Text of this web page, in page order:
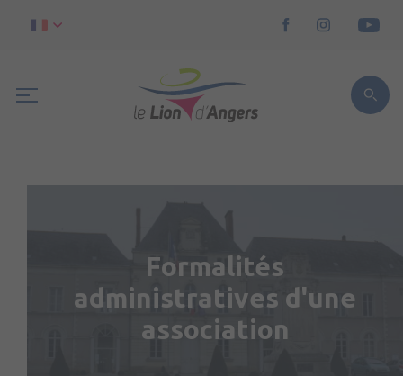
Formalités
administratives d'une
association